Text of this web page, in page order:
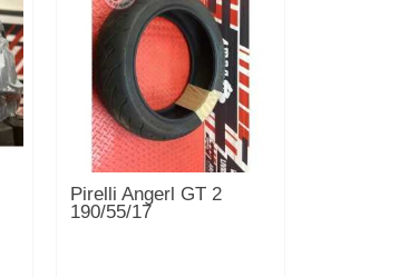
Pirelli Angerl GT 2
190/55/17